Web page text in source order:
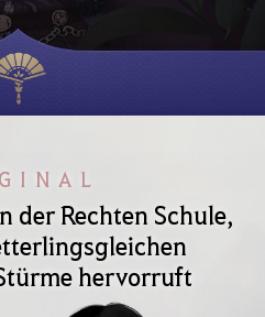
der Rechten Schule,
hervorruft